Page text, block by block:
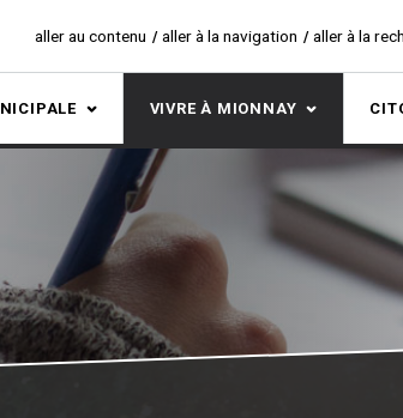
aller au contenu aller à la navigation aller à la
VIVRE À MIONNAY